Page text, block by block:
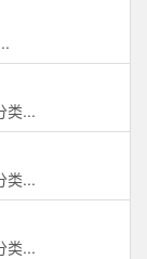
类...
类...
类...